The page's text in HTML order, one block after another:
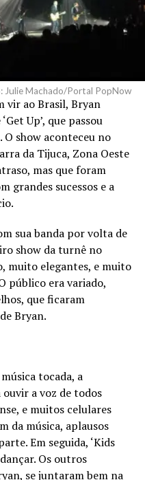
Julie Machado/Portal PopNow
vir ao Brasil, Bryan
Up’, que passou
O show aconteceu no
da Tijuca, Zona Oeste
mas que foram
grandes sucessos e a
sua banda por volta de
show da turnê no
muito elegantes, e muito
público era variado,
que ficaram
Bryan.
tocada, a
a voz de todos
e muitos celulares
da música, aplausos
Em seguida, ‘Kids
Os outros
se juntaram bem na